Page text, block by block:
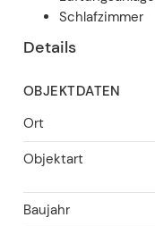
Schlafzimmer
Details
OBJEKTDATEN
Ort
Objektart
Baujahr